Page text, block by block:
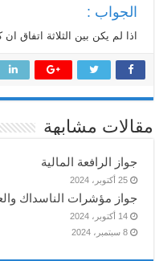
الجواب :
اذا لم يكن بين الثلاثة
مقالات مشابهة
جواز الرافعة المالية
25 أكتوبر، 2024
جواز مؤشرات الناسداك
14 أكتوبر، 2024
8 سبتمبر، 2024